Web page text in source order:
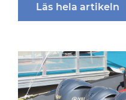
Läs hela artikeln